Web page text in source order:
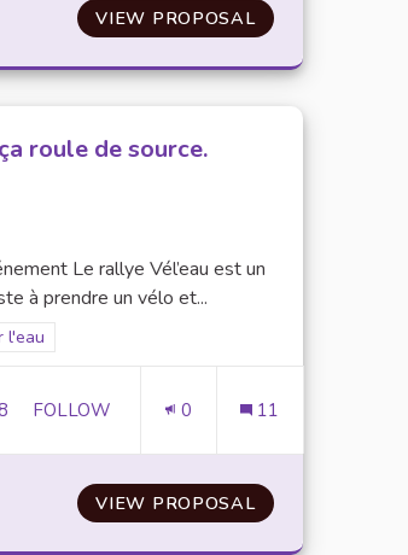
CROUS: DIMINUER LA QUANTITÉ
VIEW PROPOSALSENSIBILISER
roule de source.
Le rallye Vél’eau est un
à prendre un vélo et...
Focus scientifique sur l'eau
l'eau
28 FOLLOWERS
FOLLOW 0 11
VIEW PROPOSALRALLYE